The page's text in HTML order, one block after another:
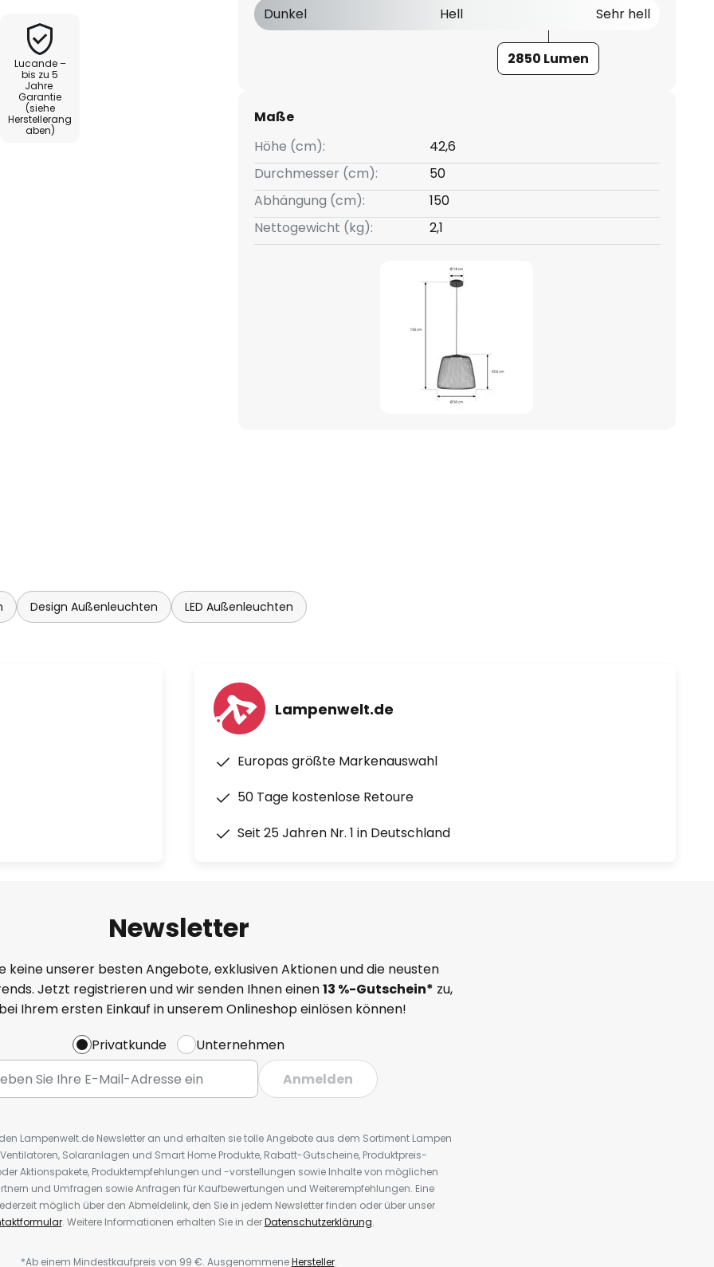
Eisen und Kunststoff sowie
für den Einsatz im
und Spritzwasser
in Wintergärten oder
Lucande –
bis zu 5
Jahre
Garantie
(siehe
Herstellerang
aben)
Dunkel
Hell Sehr hell
2850 Lumen
Maße
Höhe (cm):
42,6
Durchmesser (cm):
50
Abhängung (cm):
150
Nettogewicht (kg):
2,1
Design Außenleuchten LED Außenleuchten
Lampenwelt.de
Europas größte Markenauswahl
50 Tage kostenlose Retoure
Seit 25 Jahren Nr. 1 in Deutschland
Newsletter
keine unserer besten Angebote, exklusiven Aktionen und die neusten
Jetzt registrieren und wir senden Ihnen einen13 %-Gutschein* zu,
Ihrem ersten Einkauf in unserem Onlineshop einlösen können!
Privatkunde
Unternehmen
Anmelden
Lampenwelt.de Newsletter an und erhalten sie tolle Angebote aus dem Sortiment Lampen
Solaranlagen und Smart Home Produkte, Rabatt-Gutscheine, Produktpreis-
Aktionspakete, Produktempfehlungen und -vorstellungen sowie Inhalte von möglichen
und Umfragen sowie Anfragen für Kaufbewertungen und Weiterempfehlungen. Eine
möglich über den Abmeldelink, den Sie in jedem Newsletter finden oder über unser
. Weitere Informationen erhalten Sie in derDatenschutzerklärung.
*Ab einem Mindestkaufpreis von 99 €. AusgenommeneHersteller.